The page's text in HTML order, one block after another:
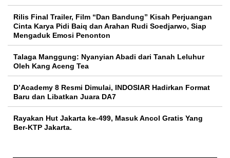
Rilis Final Trailer, Film “Dan Bandung” Kisah Perjuangan
Cinta Karya Pidi Baiq dan Arahan Rudi Soedjarwo, Siap
Mengaduk Emosi Penonton
Talaga Manggung: Nyanyian Abadi dari Tanah Leluhur
Oleh Kang Aceng Tea
D’Academy 8 Resmi Dimulai, INDOSIAR Hadirkan Format
Baru dan Libatkan Juara DA7
Rayakan Hut Jakarta ke-499, Masuk Ancol Gratis Yang
Ber-KTP Jakarta.